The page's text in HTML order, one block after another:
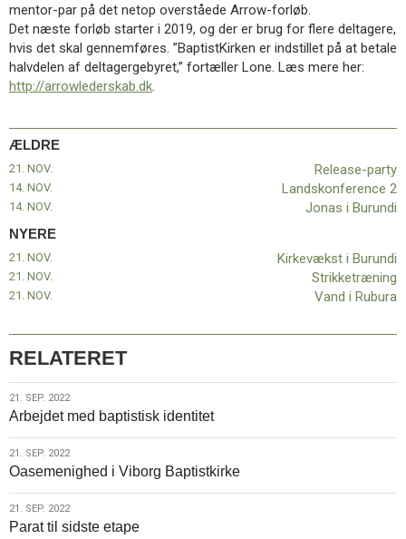
mentor-par på det netop overståede Arrow-forløb.
Det næste forløb starter i 2019, og der er brug for flere deltagere,
hvis det skal gennemføres. ”BaptistKirken er indstillet på at betale
halvdelen af deltagergebyret,” fortæller Lone. Læs mere her:
http://arrowlederskab.dk.
ÆLDRE
21. NOV. Release-party
14. NOV. Landskonference 2
14. NOV. Jonas i Burundi
NYERE
Kirkevækst i Burundi
21. NOV.
Strikketræning
21. NOV.
Vand i Rubura
21. NOV.
RELATERET
21.
sep.
2022
21. SEP. 2022
Arbejdet med baptistisk identitet
21.
sep.
2022
21. SEP. 2022
Oasemenighed i Viborg Baptistkirke
21.
sep.
21. SEP. 2022
Parat til sidste etape